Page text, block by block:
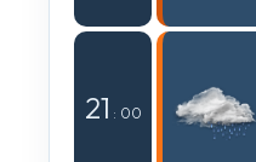
21 : 00